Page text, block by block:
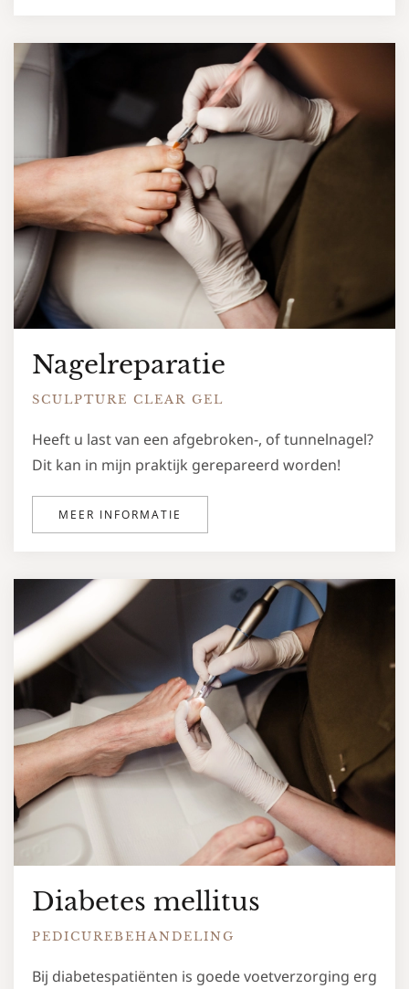
Nagelreparatie
SCULPTURE CLEAR GEL
Heeft u last van een afgebroken-, of tunnelnagel?
Dit kan in mijn praktijk gerepareerd worden!
MEER INFORMATIE
Diabetes mellitus
PEDICUREBEHANDELING
Bij diabetespatiënten is goede voetverzorging erg